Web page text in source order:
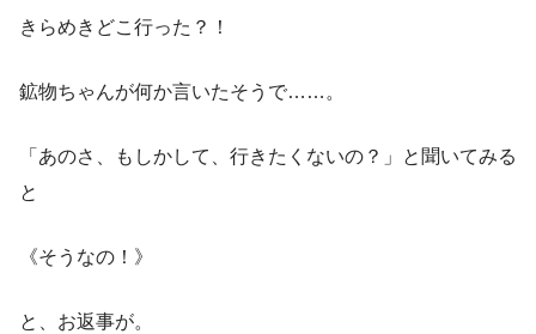
きらめきどこ行った？！
鉱物ちゃんが何か言いたそうで……。
「あのさ、もしかして、行きたくないの？」と聞いてみる
と
《そうなの！》
と、お返事が。